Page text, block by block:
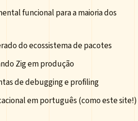
funcional para a maioria dos
do ecossistema de pacotes
Zig em produção
de debugging e profiling
em português (como este site!)